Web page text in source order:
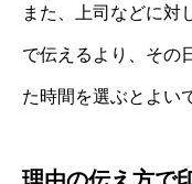
また、上司などに対
で伝えるより、その
た時間を選ぶとよい